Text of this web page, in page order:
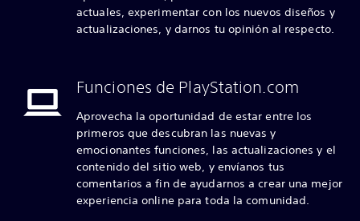
actuales, experimentar con los nuevos diseños y
actualizaciones, y darnos tu opinión al respecto.
Funciones de PlayStation.com
Aprovecha la oportunidad de estar entre los
primeros que descubran las nuevas y
emocionantes funciones, las actualizaciones y el
contenido del sitio web, y envíanos tus
comentarios a fin de ayudarnos a crear una mejor
experiencia online para toda la comunidad.